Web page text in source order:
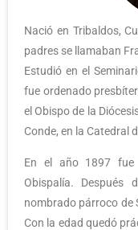
Nació en Tribaldos,
padres se llamaban
Estudió en el
fue ordenado
el Obispo de la
Conde, en la Catedral
En el año 1897 fue
Obispalía.
nombrado párroco de
Con la edad quedó